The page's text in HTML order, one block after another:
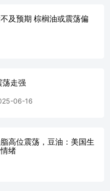
及预期 棕榈油或震荡偏
荡走强
06-16
高位震荡，豆油：美国生
绪